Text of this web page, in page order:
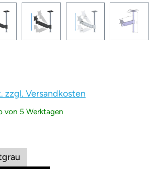
zzgl. Versandkosten
von 5 Werktagen